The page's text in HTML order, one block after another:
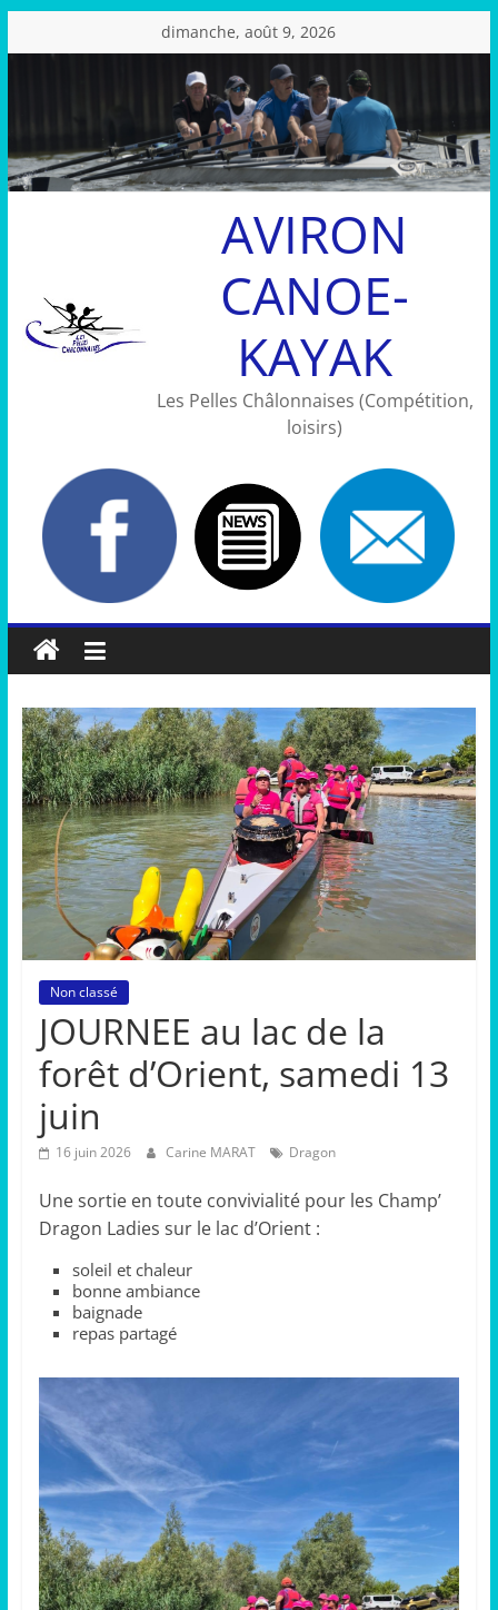
au
dimanche, août 9, 2026
AVIRON
CANOE-
KAYAK
Les Pelles Châlonnaises (Compétition,
loisirs)
Non classé
JOURNEE au lac de la
forêt d’Orient, samedi 13
juin
16 juin 2026 Carine MARAT Dragon
Une sortie en toute convivialité pour les Champ’
Dragon Ladies sur le lac d’Orient :
soleil et chaleur
bonne ambiance
baignade
repas partagé